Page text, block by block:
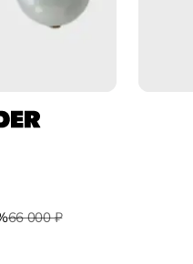
66 000 ₽